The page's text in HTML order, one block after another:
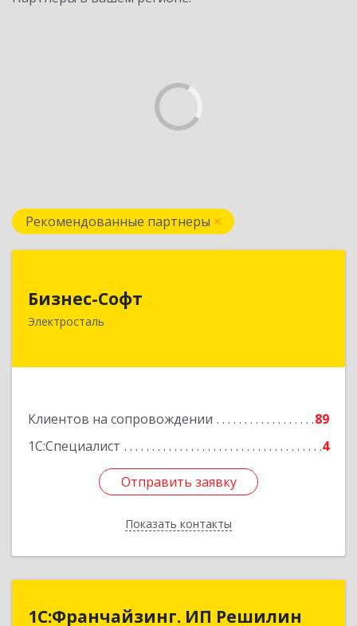
Рекомендованные партнеры
Бизнес-Софт
Электросталь
Клиентов на сопровождении
89
1С:Специалист
4
Отправить заявку
Показать контакты
144000, Московская обл, Электросталь г, Карла
Подробнее
Отправить заявку
Назад
1С:Франчайзинг. ИП Решилин
1С:Франчайзинг. ИП Решилин